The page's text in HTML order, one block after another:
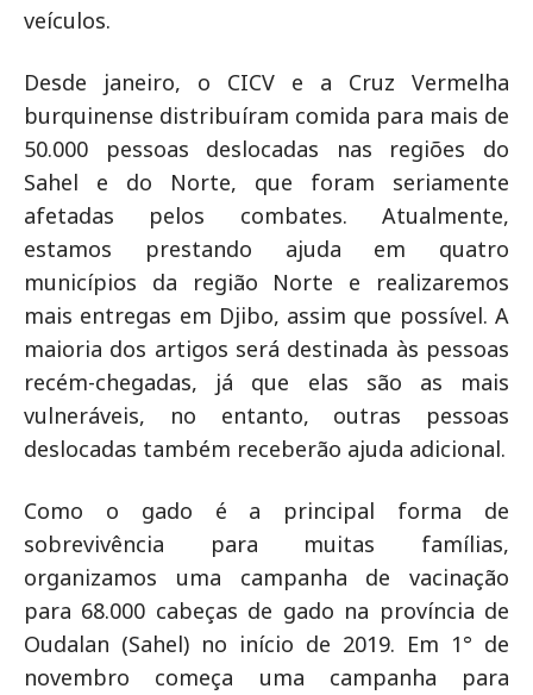
veículos.
Desde janeiro, o CICV e a Cruz Vermelha
burquinense distribuíram comida para mais de
50.000 pessoas deslocadas nas regiões do
Sahel e do Norte, que foram seriamente
afetadas pelos combates. Atualmente,
estamos prestando ajuda em quatro
municípios da região Norte e realizaremos
mais entregas em Djibo, assim que possível. A
maioria dos artigos será destinada às pessoas
recém-chegadas, já que elas são as mais
vulneráveis, no entanto, outras pessoas
deslocadas também receberão ajuda adicional.
Como o gado é a principal forma de
sobrevivência para muitas famílias,
organizamos uma campanha de vacinação
para 68.000 cabeças de gado na província de
Oudalan (Sahel) no início de 2019. Em 1° de
novembro começa uma campanha para